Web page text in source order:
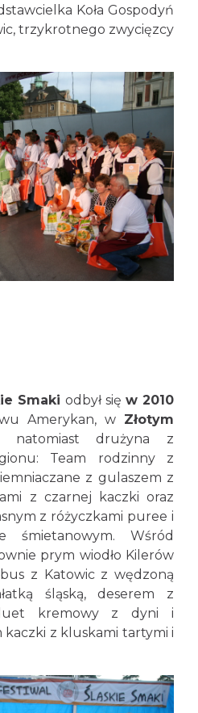
Koła Gospodyń
trzykrotnego zwycięzcy
Smaki odbył się w 2010
Amerykan, w Złotym
natomiast drużyna z
Team rodzinny z
z gulaszem z
z czarnej kaczki oraz
z różyczkami puree i
śmietanowym. Wśród
prym wiodło Kilerów
z Katowic z wędzoną
śląską, deserem z
kremowy z dyni i
z kluskami tartymi i